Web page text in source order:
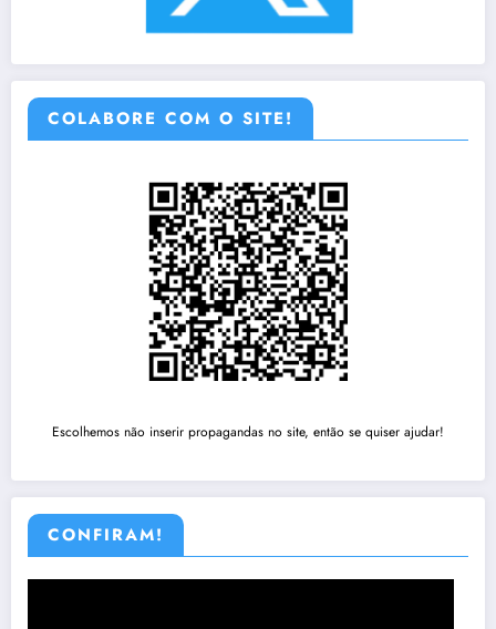
COLABORE COM O SITE!
Escolhemos não inserir propagandas no site, então se quiser ajudar!
CONFIRAM!